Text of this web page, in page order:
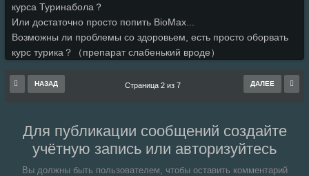
курса Туринабола？
Или достаточно просто попить BioMax...
Возможны ли проблемы со здоровьем, есть просто оборвать
курс турика？（препарат слабенький вроде）
НАЗАД ДАЛЕЕ
Страница 2 из 7
Для публикации сообщений создайте
учётную запись или авторизуйтесь
Вы должны быть пользователем, чтобы оставить комментарий